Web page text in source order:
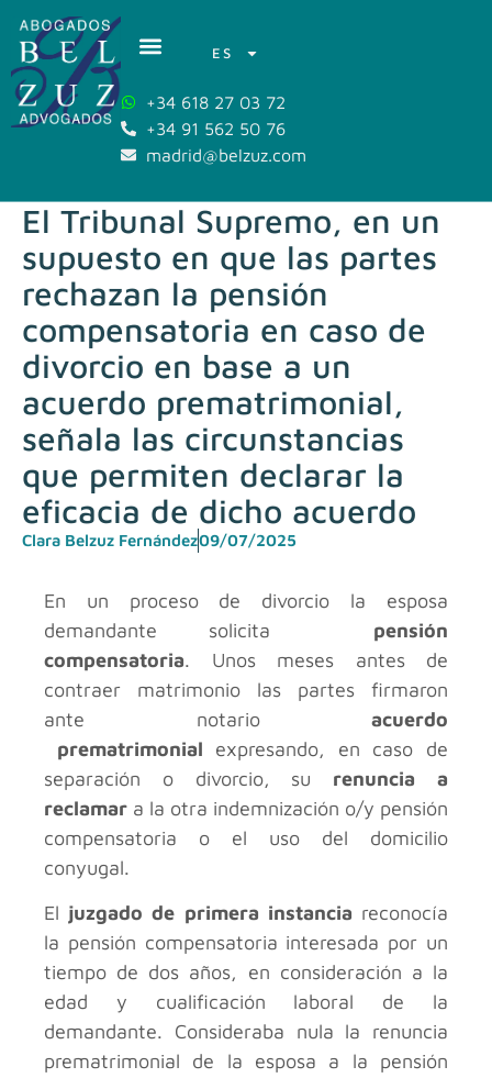
ES
+34 618 27 03 72
+34 91 562 50 76
madrid@belzuz.com
El Tribunal Supremo, en un
supuesto en que las partes
rechazan la pensión
compensatoria en caso de
divorcio en base a un
acuerdo prematrimonial,
señala las circunstancias
que permiten declarar la
eficacia de dicho acuerdo
Clara Belzuz Fernández09/07/2025
En un proceso de divorcio la esposa
demandante solicita pensión
compensatoria. Unos meses antes de
contraer matrimonio las partes firmaron
ante notario acuerdo
prematrimonial expresando, en caso de
separación o divorcio, su renuncia
a
reclamar a la otra indemnización o/y pensión
compensatoria o el uso del domicilio
conyugal.​
El juzgado de primera instancia reconocía
la pensión compensatoria interesada por un
tiempo de dos años, en consideración a la
edad y cualificación laboral de la
demandante. Consideraba nula la renuncia
prematrimonial de la esposa a la pensión